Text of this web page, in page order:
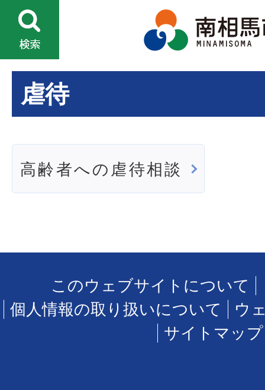
虐待
高齢者への虐待相談
このウェブサイトについて
個人情報の取り扱いについて
ウ
サイトマップ